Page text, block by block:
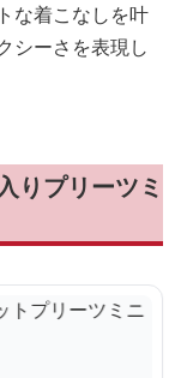
な着こなしを叶
シーさを表現し
りプリーツミ